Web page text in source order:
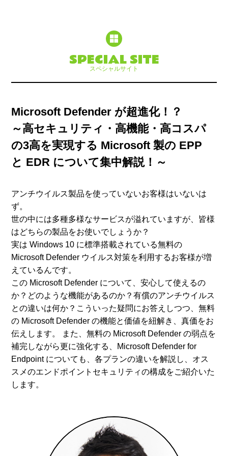
SPECIAL SITE
スペシャルサイト
Microsoft Defender が超進化！？
～高セキュリティ・高機能・高コスパ
の3高を実現する Microsoft 製の EPP
と EDR について集中解説！～
アンチウイルス製品を使っていないお客様はいないは
ず。
世の中には多種多様なサービスが溢れていますが、皆様
はどちらの製品をお使いでしょうか？
実は Windows 10 に標準搭載されている無料の
Microsoft Defender ウイルス対策を利用するお客様が増
えているんです。
この Microsoft Defender について、安心して使えるの
か？どのような機能があるのか？有償のアンチウイルス
との違いは何か？こういった疑問にお答えしつつ、無料
の Microsoft Defender の機能と価値を紐解き、真価をお
伝えします。 また、無料の Microsoft Defender の弱点を
補完しながら更に強化する、Microsoft Defender for
Endpoint についても、各プランの違いを解説し、オス
スメのエンドポイントセキュリティの構成をご紹介いた
します。